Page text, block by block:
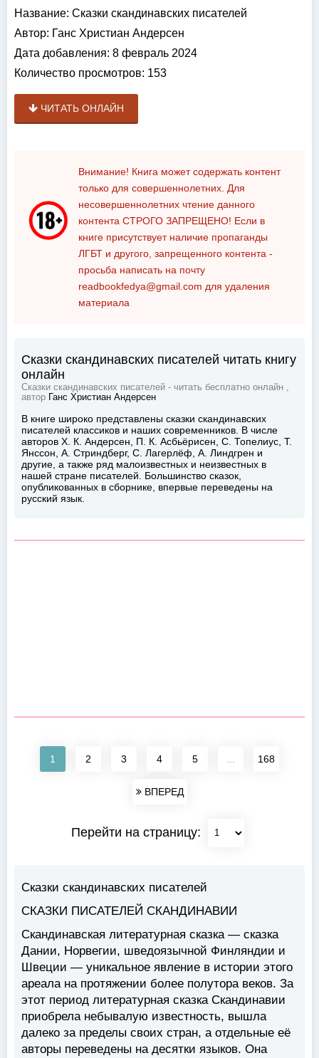
Название: Сказки скандинавских писателей
Автор: Ганс Христиан Андерсен
Дата добавления: 8 февраль 2024
Количество просмотров: 153
ЧИТАТЬ ОНЛАЙН
Внимание! Книга может содержать контент
только для совершеннолетних. Для
несовершеннолетних чтение данного
контента СТРОГО ЗАПРЕЩЕНО! Если в
книге присутствует наличие пропаганды
ЛГБТ и другого, запрещенного контента -
просьба написать на почту
readbookfedya@gmail.com для удаления
материала
Сказки скандинавских писателей читать книгу
онлайн
Сказки скандинавских писателей - читать бесплатно онлайн ,
автор Ганс Христиан Андерсен
В книге широко представлены сказки скандинавских
писателей классиков и наших современников. В числе
авторов X. К. Андерсен, П. К. Асбьёрисен, С. Топелиус, Т.
Янссон, А. Стриндберг, С. Лагерлёф, А. Линдгрен и
другие, а также ряд малоизвестных и неизвестных в
нашей стране писателей. Большинство сказок,
опубликованных в сборнике, впервые переведены на
русский язык.
1 2 3 4 5 168
ВПЕРЕД
Перейти на страницу:
Сказки скандинавских писателей
СКАЗКИ ПИСАТЕЛЕЙ СКАНДИНАВИИ
Скандинавская литературная сказка — сказка
Дании, Норвегии, шведоязычной Финляндии и
Швеции — уникальное явление в истории этого
ареала на протяжении более полутора веков. За
этот период литературная сказка Скандинавии
приобрела небывалую известность, вышла
далеко за пределы своих стран, а отдельные её
авторы переведены на десятки языков. Она